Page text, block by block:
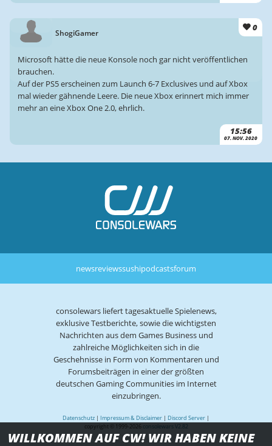
ShogiGamer 0
15:56
07. NOV. 2020
Microsoft hätte die neue Konsole noch gar nicht veröffentlichen
brauchen.
Auf der PS5 erscheinen zum Launch 6-7 Exclusives und auf Xbox
mal wieder gähnende Leere. Die neue Xbox erinnert mich immer
mehr an eine Xbox One 2.0, ehrlich.
newsreviewssushipodcastsforum
consolewars liefert tagesaktuelle Spielenews,
exklusive Testberichte, sowie die wichtigsten
Nachrichten aus dem Games Business und
zahlreiche Möglichkeiten sich in die
Geschehnisse in Form von Kommentaren und
Forumsbeiträgen in einer der größten
deutschen Gaming Communities im Internet
einzubringen.
Datenschutz | Impressum & Disclaimer | Discord Server |
copyright © 1999-2026 consolewars V2.82
WILLKOMMEN AUF CW! WIR HABEN KEINE